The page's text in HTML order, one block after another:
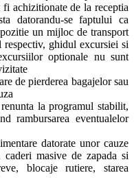
achizitionate de la receptia
datorandu-se faptului ca
un mijloc de transport
ghidul excursiei si
optionale nu sunt
de pierderea bagajelor sau
la programul stabilit,
rambursarea eventualelor
datorate unor cauze
masive de zapada si
blocaje rutiere, starea